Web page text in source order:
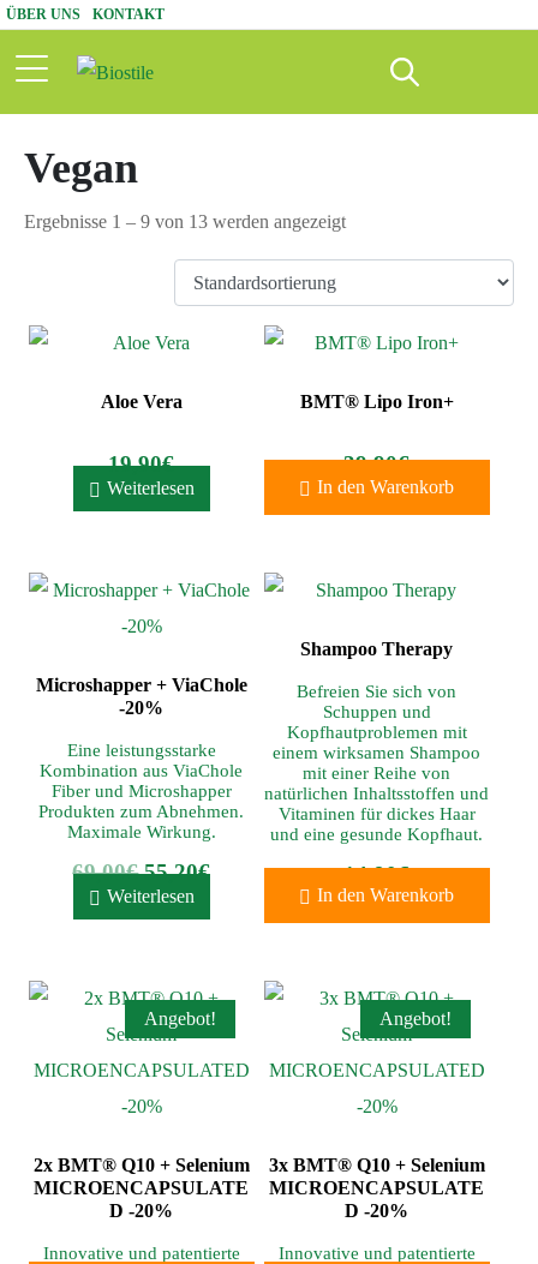
ÜBER UNS KONTAKT
Vegan
Ergebnisse 1 – 9 von 13 werden angezeigt
Aloe Vera
19,90€
Weiterlesen
BMT® Lipo Iron+
39,90€
In den Warenkorb
Microshapper + ViaChole
-20%
Eine leistungsstarke
Kombination aus ViaChole
Fiber und Microshapper
Produkten zum Abnehmen.
Maximale Wirkung.
69,00€ 55,20€
Weiterlesen
Shampoo Therapy
Befreien Sie sich von
Schuppen und
Kopfhautproblemen mit
einem wirksamen Shampoo
mit einer Reihe von
natürlichen Inhaltsstoffen und
Vitaminen für dickes Haar
und eine gesunde Kopfhaut.
14,90€
In den Warenkorb
Angebot!
2x BMT® Q10 + Selenium
MICROENCAPSULATE
D -20%
Innovative und patentierte
Angebot!
3x BMT® Q10 + Selenium
MICROENCAPSULATE
D -20%
Innovative und patentierte